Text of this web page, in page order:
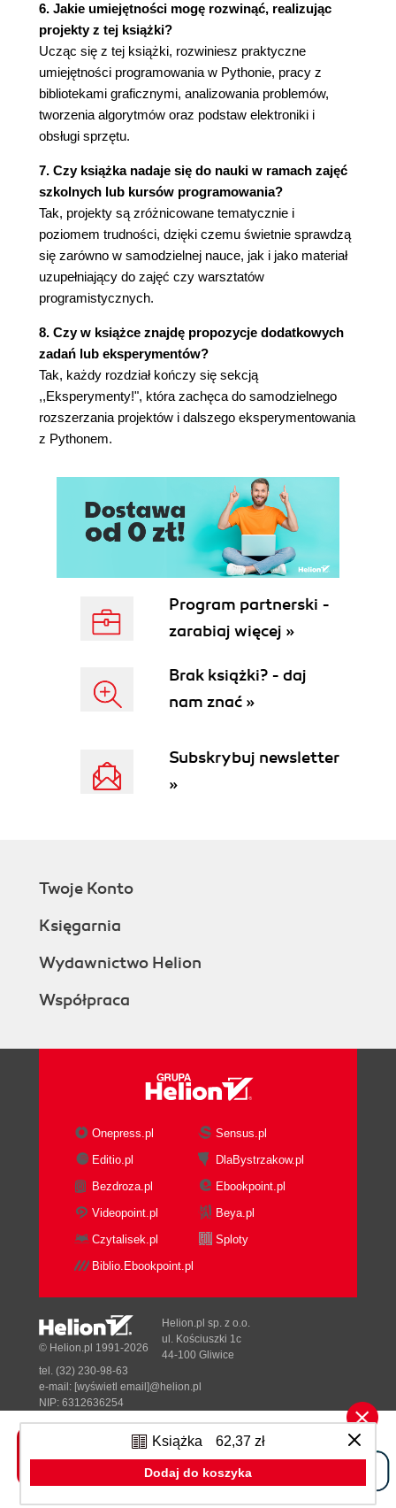
Pentatonika molowa
Wymagania
Kod
Implementacja bufora pierścieniowego za
pomocą klasy deque
Implementacja algorytmu Karplusa-
Stronga
Zapisywanie pliku WAV
Odtwarzanie plików WAV za pomocą
modułu pygame
Metoda main()
Kompletny kod
Uruchamianie symulacji szarpanej struny
Podsumowanie
5. Boidy: symulacja stada
Jak to działa?
Wymagania
Kod
Obliczanie pozycji i prędkości boidów
Rysowanie ciała i głowy boida
Aktualizowanie pozycji boida
Zastosowanie reguł algorytmu stada
Dodawanie boida
Rozpraszanie boidów
Klasa Boids
Kompletny kod
Podsumowanie
Eksperymenty!
Jak to działa?
Wymagania
Generowanie zawartości ASCII na
Opcje wiersza poleceń
ASCII w pliku tekstowym
Jak to działa?
Uśrednianie wartości kolorów
Dopasowywanie obrazów
Wymagania
Obliczanie średniej wartości koloru
obrazów wejściowych
dla kafelka
Tworzenie siatki obrazu
Tworzenie fotomozaiki
Dodawanie opcji wiersza poleceń
Kompletny kod
Uruchamianie generatora fotomozaiki
Podsumowanie
Eksperymenty!
6. Jakie umiejętności mogę rozwinąć, realizując
projekty z tej książki?
Ucząc się z tej książki, rozwiniesz praktyczne
umiejętności programowania w Pythonie, pracy z
bibliotekami graficznymi, analizowania problemów,
tworzenia algorytmów oraz podstaw elektroniki i
obsługi sprzętu.
7. Czy książka nadaje się do nauki w ramach zajęć
szkolnych lub kursów programowania?
Tak, projekty są zróżnicowane tematycznie i
poziomem trudności, dzięki czemu świetnie sprawdzą
się zarówno w samodzielnej nauce, jak i jako materiał
uzupełniający do zajęć czy warsztatów
programistycznych.
8. Czy w książce znajdę propozycje dodatkowych
zadań lub eksperymentów?
Tak, każdy rozdział kończy się sekcją
,,Eksperymenty!", która zachęca do samodzielnego
rozszerzania projektów i dalszego eksperymentowania
z Pythonem.
Książka 62,37 zł
Dodaj do koszyka
Program partnerski -
zarabiaj więcej »
Brak książki? - daj
nam znać »
Subskrybuj newsletter
»
Twoje Konto
Księgarnia
Wydawnictwo Helion
Współpraca
Onepress.pl
Sensus.pl
Editio.pl
DlaBystrzakow.pl
Bezdroza.pl
Ebookpoint.pl
Videopoint.pl
Beya.pl
Czytalisek.pl
Sploty
Biblio.Ebookpoint.pl
Designed with ♥ byTonik.pl
© Helion.pl 1991-2026
Helion.pl sp. z o.o.
ul. Kościuszki 1c
44-100 Gliwice
tel. (32) 230-98-63
e-mail: [wyświetl email]@helion.pl
NIP: 6312636254